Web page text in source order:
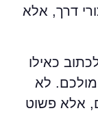
דרך, אלא
כאילו
לא
אלא פשוט